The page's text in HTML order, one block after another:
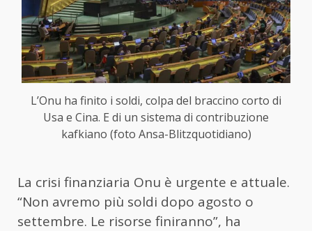
L’Onu ha finito i soldi, colpa del braccino corto di
Usa e Cina. E di un sistema di contribuzione
kafkiano (foto Ansa-Blitzquotidiano)
La crisi finanziaria Onu è urgente e attuale.
“Non avremo più soldi dopo agosto o
settembre. Le risorse finiranno”, ha